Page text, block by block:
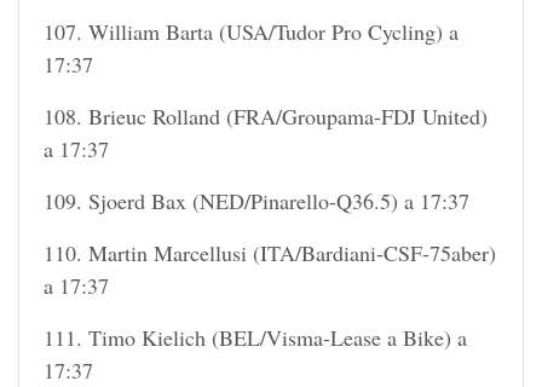
107. William Barta (USA/Tudor Pro Cycling) a
17:37
108. Brieuc Rolland (FRA/Groupama-FDJ United)
a 17:37
109. Sjoerd Bax (NED/Pinarello-Q36.5) a 17:37
110. Martin Marcellusi (ITA/Bardiani-CSF-75aber)
a 17:37
111. Timo Kielich (BEL/Visma-Lease a Bike) a
17:37